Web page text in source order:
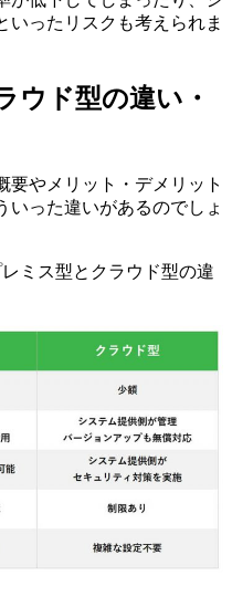
いったリスクも考えられま
ウド型の違い・
要やメリット・デメリット
いった違いがあるのでしょ
ミス型とクラウド型の違